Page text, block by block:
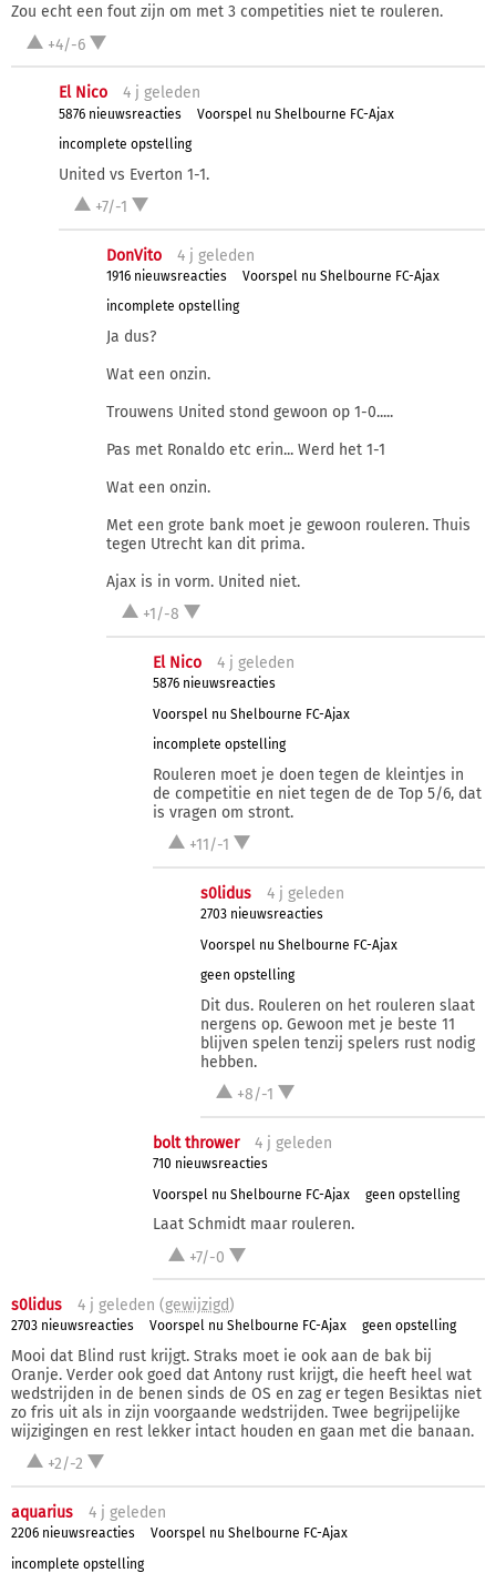
Zou echt een fout zijn om met 3 competities niet te rouleren.
+4/-6
El Nico 4 j geleden
5876 nieuwsreacties
Voorspel nu Shelbourne FC-Ajax
incomplete opstelling
United vs Everton 1-1.
+7/-1
DonVito 4 j geleden
1916 nieuwsreacties
Voorspel nu Shelbourne FC-Ajax
incomplete opstelling
Ja dus?
Wat een onzin.
Trouwens United stond gewoon op 1-0.....
Pas met Ronaldo etc erin... Werd het 1-1
Wat een onzin.
Met een grote bank moet je gewoon rouleren. Thuis
tegen Utrecht kan dit prima.
Ajax is in vorm. United niet.
+1/-8
El Nico 4 j geleden
5876 nieuwsreacties
Voorspel nu Shelbourne FC-Ajax
incomplete opstelling
Rouleren moet je doen tegen de kleintjes in
de competitie en niet tegen de de Top 5/6, dat
is vragen om stront.
+11/-1
s0lidus 4 j geleden
2703 nieuwsreacties
Voorspel nu Shelbourne FC-Ajax
geen opstelling
Dit dus. Rouleren on het rouleren slaat
nergens op. Gewoon met je beste 11
blijven spelen tenzij spelers rust nodig
hebben.
+8/-1
bolt thrower 4 j geleden
710 nieuwsreacties
Voorspel nu Shelbourne FC-Ajax
geen opstelling
Laat Schmidt maar rouleren.
+7/-0
s0lidus 4 j geleden (gewijzigd)
2703 nieuwsreacties Voorspel nu Shelbourne FC-Ajax geen opstelling
Mooi dat Blind rust krijgt. Straks moet ie ook aan de bak bij
Oranje. Verder ook goed dat Antony rust krijgt, die heeft heel wat
wedstrijden in de benen sinds de OS en zag er tegen Besiktas niet
zo fris uit als in zijn voorgaande wedstrijden. Twee begrijpelijke
wijzigingen en rest lekker intact houden en gaan met die banaan.
+2/-2
aquarius 4 j geleden
2206 nieuwsreacties
Voorspel nu Shelbourne FC-Ajax
incomplete opstelling